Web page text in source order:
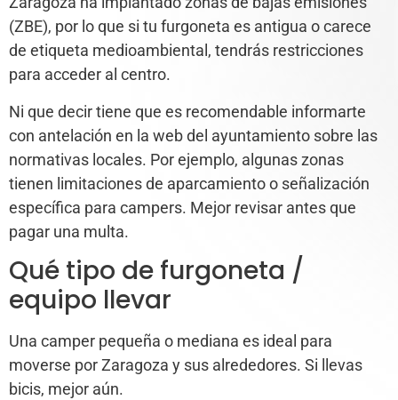
(ZBE), por lo que si tu furgoneta es antigua o carece
de etiqueta medioambiental, tendrás restricciones
para acceder al centro.
Ni que decir tiene que es recomendable informarte
con antelación en la web del ayuntamiento sobre las
normativas locales. Por ejemplo, algunas zonas
tienen limitaciones de aparcamiento o señalización
específica para campers. Mejor revisar antes que
pagar una multa.
Qué tipo de furgoneta /
equipo llevar
Una camper pequeña o mediana es ideal para
moverse por Zaragoza y sus alrededores. Si llevas
bicis, mejor aún.